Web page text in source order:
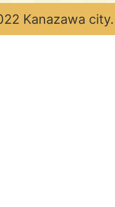
Kanazawa